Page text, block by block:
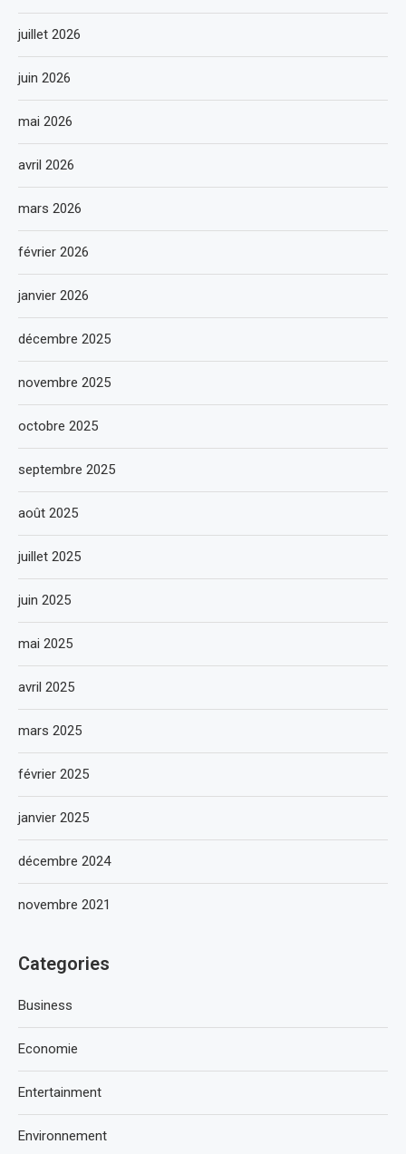
juillet 2026
juin 2026
mai 2026
avril 2026
mars 2026
février 2026
janvier 2026
décembre 2025
novembre 2025
octobre 2025
septembre 2025
août 2025
juillet 2025
juin 2025
mai 2025
avril 2025
mars 2025
février 2025
janvier 2025
décembre 2024
novembre 2021
Categories
Business
Economie
Entertainment
Environnement